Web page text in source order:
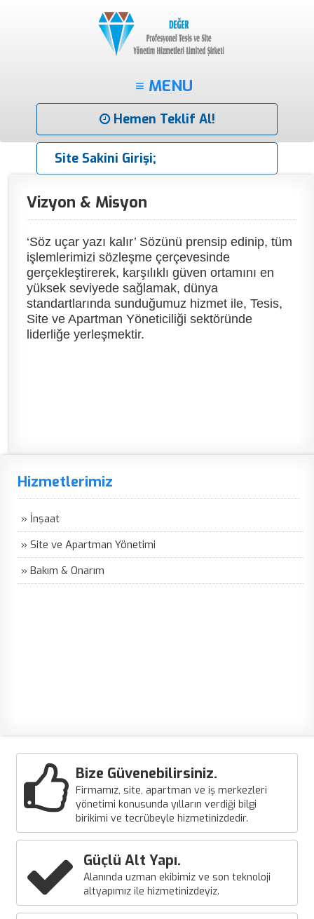
≡ MENU
Hemen Teklif Al!
Site Sakini Girişi;
Vizyon & Misyon
‘Söz uçar yazı kalır’ Sözünü prensip edinip, tüm
işlemlerimizi sözleşme çerçevesinde
gerçekleştirerek, karşılıklı güven ortamını en
yüksek seviyede sağlamak, dünya
standartlarında sunduğumuz hizmet ile, Tesis,
Site ve Apartman Yöneticiliği sektöründe
liderliğe yerleşmektir.
Hizmetlerimiz
» İnşaat
» Site ve Apartman Yönetimi
» Bakım & Onarım
Bize Güvenebilirsiniz.
Firmamız, site, apartman ve iş merkezleri
yönetimi konusunda yılların verdiği bilgi
birikimi ve tecrübeyle hizmetinizdedir.
Güçlü Alt Yapı.
Alanında uzman ekibimiz ve son teknoloji
altyapımız ile hizmetinizdeyiz.